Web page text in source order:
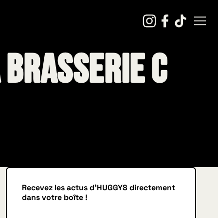
C
Recevez les actus d'HUGGYS directement
dans votre boîte !